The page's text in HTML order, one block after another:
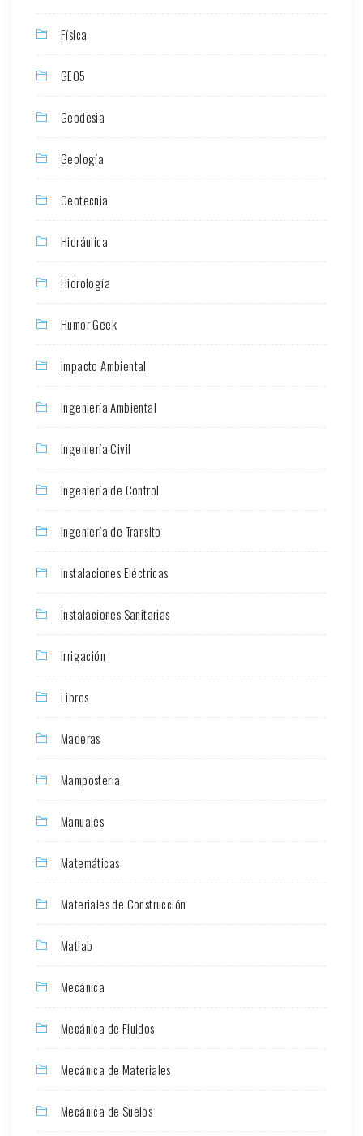
Física
GEO5
Geodesia
Geología
Geotecnia
Hidráulica
Hidrología
Humor Geek
Impacto Ambiental
Ingeniería Ambiental
Ingeniería Civil
Ingeniería de Control
Ingeniería de Transito
Instalaciones Eléctricas
Instalaciones Sanitarias
Irrigación
Libros
Maderas
Mamposteria
Manuales
Matemáticas
Materiales de Construcción
Matlab
Mecánica
Mecánica de Fluidos
Mecánica de Materiales
Mecánica de Suelos